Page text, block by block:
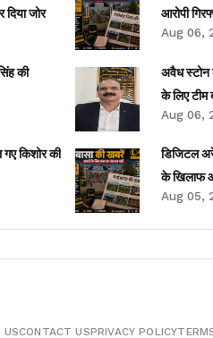
दिया जोर
की
किशोर की
आरोपी
Aug 06,
अवैध स्टोन
के लिए टीम
Aug 06,
डिजिटल
के खिलाफ
Aug 05,
USCONTACT USPRIVACY POLICY